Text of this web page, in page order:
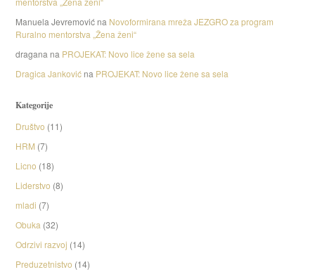
Manuela Jevremovićna Novoformirana mreža JEZGRO za program
Ruralno mentorstva „Žena ženi“
dragana na PROJEKAT: Novo lice žene sa sela
Dragica Jankovićna PROJEKAT: Novo lice žene sa sela
Kategorije
Društvo (11)
HRM (7)
Licno (18)
Liderstvo (8)
mladi (7)
Obuka (32)
Odrzivi razvoj (14)
Preduzetnistvo (14)